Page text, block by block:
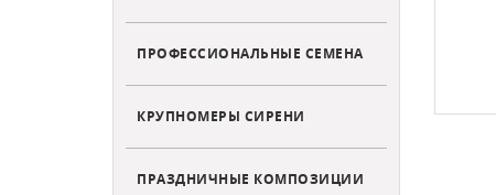
ПРОФЕССИОНАЛЬНЫЕ СЕМЕНА
КРУПНОМЕРЫ СИРЕНИ
ПРАЗДНИЧНЫЕ КОМПОЗИЦИИ